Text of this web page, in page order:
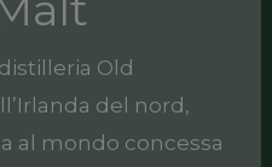
Old
del nord,
al mondo concessa